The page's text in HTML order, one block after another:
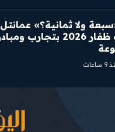
ولا ثمانية؟»
أنشطة خريف ظفار 2026 بتجارب